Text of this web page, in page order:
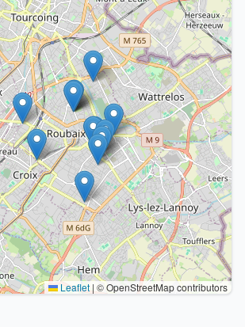
Leaflet | © OpenStreetMap contributors